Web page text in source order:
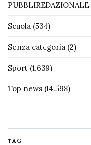
PUBBLIREDAZIONALE
Scuola (534)
Senza categoria (2)
Sport (1.639)
Top news (14.598)
TAG